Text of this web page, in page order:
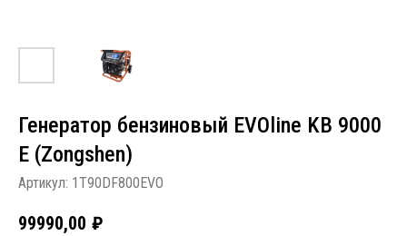
Генератор бензиновый EVOline KB 9000
E (Zongshen)
Артикул: 1T90DF800EVO
99990,00 ₽